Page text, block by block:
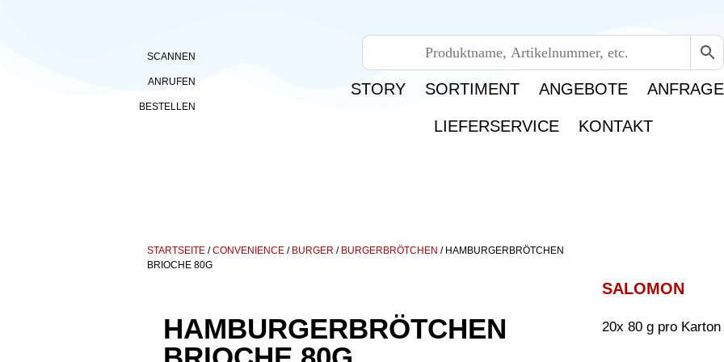
SCANNEN
ANRUFEN
BESTELLEN
STORY SORTIMENT ANGEBOTE
LIEFERSERVICE KONTAKT
STARTSEITE /CONVENIENCE / BURGER / BURGERBRÖTCHEN / HAMBURGERBRÖTCHEN
BRIOCHE 80G
HAMBURGERBRÖTCHEN
SALOMON
20x 80 g pro Karton